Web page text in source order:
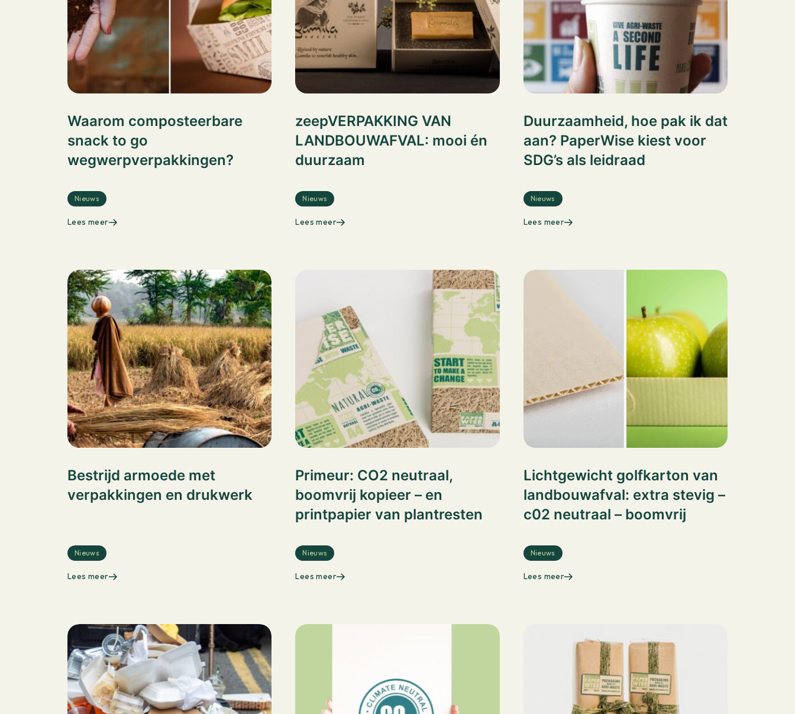
Waarom composteerbare
snack to go
wegwerpverpakkingen?
Nieuws
Lees meer
zeepVERPAKKING VAN
LANDBOUWAFVAL: mooi én
duurzaam
Nieuws
Lees meer
Duurzaamheid, hoe pak ik dat
aan? PaperWise kiest voor
SDG’s als leidraad
Nieuws
Lees meer
Bestrijd armoede met
verpakkingen en drukwerk
Nieuws
Lees meer
Primeur: CO2 neutraal,
boomvrij kopieer – en
printpapier van plantresten
Nieuws
Lees meer
Lichtgewicht golfkarton van
landbouwafval: extra stevig –
c02 neutraal – boomvrij
Nieuws
Lees meer